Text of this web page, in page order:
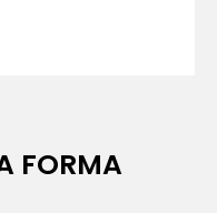
FORMA